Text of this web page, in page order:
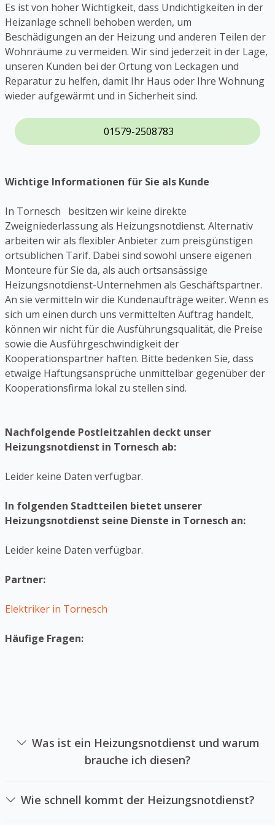
Es ist von hoher Wichtigkeit, dass Undichtigkeiten in der
Heizanlage schnell behoben werden, um
Beschädigungen an der Heizung und anderen Teilen der
Wohnräume zu vermeiden. Wir sind jederzeit in der Lage,
unseren Kunden bei der Ortung von Leckagen und
Reparatur zu helfen, damit Ihr Haus oder Ihre Wohnung
wieder aufgewärmt und in Sicherheit sind.
01579-2508783
Wichtige Informationen für Sie als Kunde
In Tornesch besitzen wir keine direkte
Zweigniederlassung als Heizungsnotdienst. Alternativ
arbeiten wir als flexibler Anbieter zum preisgünstigen
ortsüblichen Tarif. Dabei sind sowohl unsere eigenen
Monteure für Sie da, als auch ortsansässige
Heizungsnotdienst-Unternehmen als Geschäftspartner.
An sie vermitteln wir die Kundenaufträge weiter. Wenn es
sich um einen durch uns vermittelten Auftrag handelt,
können wir nicht für die Ausführungsqualität, die Preise
sowie die Ausführgeschwindigkeit der
Kooperationspartner haften. Bitte bedenken Sie, dass
etwaige Haftungsansprüche unmittelbar gegenüber der
Kooperationsfirma lokal zu stellen sind.
Nachfolgende Postleitzahlen deckt unser
Heizungsnotdienst in Tornesch ab:
Leider keine Daten verfügbar.
In folgenden Stadtteilen bietet unserer
Heizungsnotdienst seine Dienste in Tornesch an:
Leider keine Daten verfügbar.
Partner:
Elektriker in Tornesch
Häufige Fragen:
Was ist ein Heizungsnotdienst und warum
brauche ich diesen?
Reparatur von Heizsystemen im Notfall spezialisiert hat.
Sie können einen Heizsystemnotdienst beauftragen, falls
Wie schnell kommt der Heizungsnotdienst?